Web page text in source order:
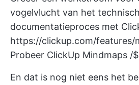
vogelvlucht van het
documentatieproces met
https://clickup.com/features/
Probeer ClickUp Mindmaps /
En dat is nog niet eens het